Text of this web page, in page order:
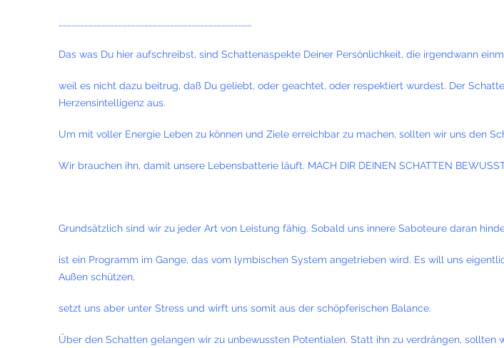
………………………………………………………………………………………………………………………
Das was Du hier aufschreibst, sind Schattenaspekte Deiner Persönlichkeit, die irgendwann
weil es nicht dazu beitrug, daß Du geliebt, oder geachtet, oder respektiert wurdest. Der
Herzensintelligenz aus.
Um mit voller Energie Leben zu können und Ziele erreichbar zu machen, sollten wir uns den
Wir brauchen ihn, damit unsere Lebensbatterie läuft. MACH DIR DEINEN SCHATTEN
Grundsätzlich sind wir zu jeder Art von Leistung fähig. Sobald uns innere Saboteure daran
ist ein Programm im Gange, das vom lymbischen System angetrieben wird. Es will uns
Außen schützen,
setzt uns aber unter Stress und wirft uns somit aus der schöpferischen Balance.
Über den Schatten gelangen wir zu unbewussten Potentialen. Statt ihn zu verdrängen, sollten